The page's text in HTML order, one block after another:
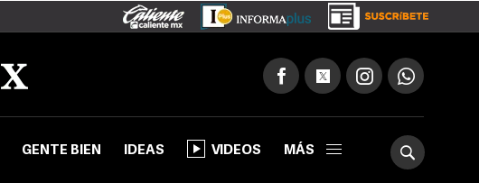
GENTE BIEN IDEAS VIDEOS MÁS